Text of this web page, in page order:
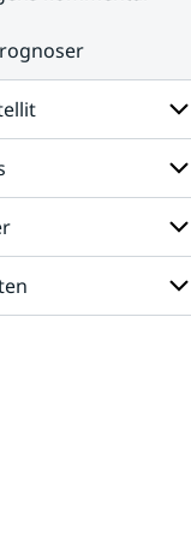
och
till